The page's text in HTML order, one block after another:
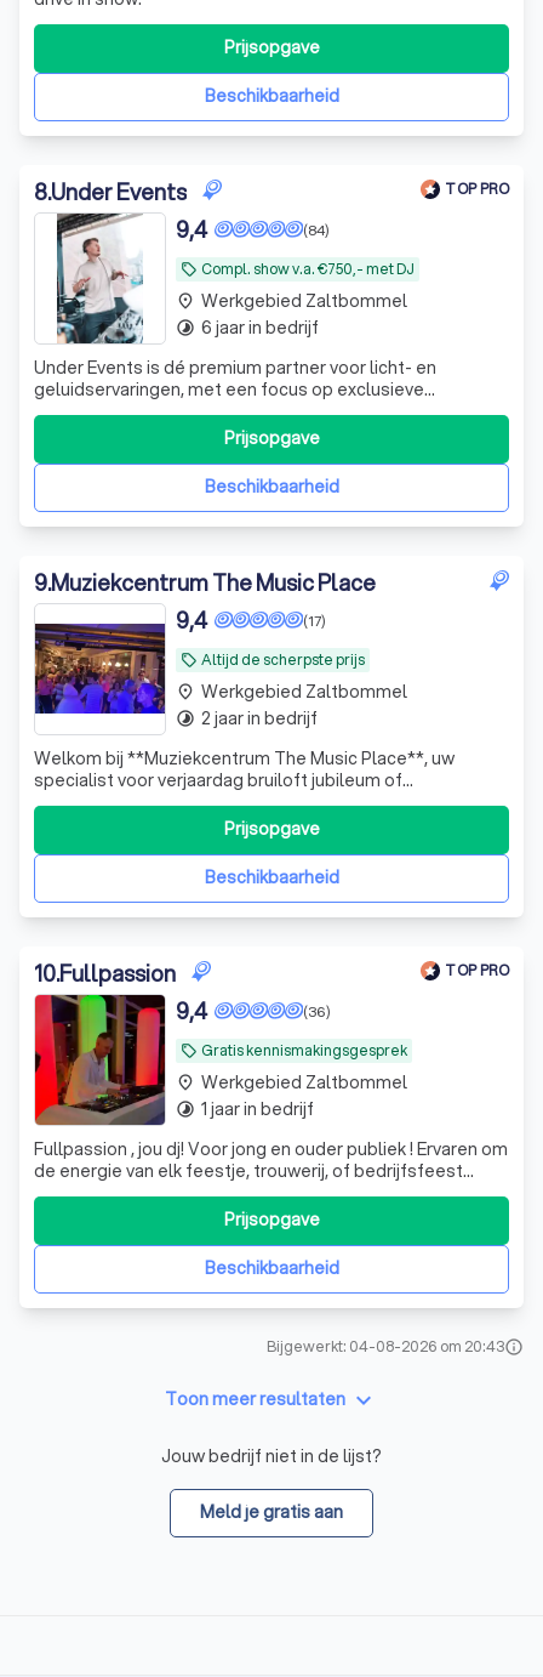
Beschikbaarheid
Prijsopgave
8.Under Events TOP PRO
local_offer Compl. show v.a. €750,- met DJ
(84)
9,4
Under Events is dé premium partner voor licht- en
geluidservaringen, met een focus op exclusieve
evenementen. We bieden hoogwaardige apparatuur en
ervaren DJ's die perfect inspelen op de sfeer van elke
gelegenheid, van bruiloften en exclusieve privé feesten
tot zakelijke evenementen. Met een persoo
Beschikbaarheid
Prijsopgave
place Werkgebied Zaltbommel
timelapse 6 jaar in bedrijf
9.Muziekcentrum The Music Place
local_offer Altijd de scherpste prijs
(17)
9,4
Welkom bij **Muziekcentrum The Music Place**, uw
specialist voor verjaardag bruiloft jubileum of
bedrijfsfeest. Dit is waar muziek en sfeer samenkomen en
leiden tot bijzondere momenten.
Beschikbaarheid
Prijsopgave
place Werkgebied Zaltbommel
timelapse 2 jaar in bedrijf
10.Fullpassion TOP PRO
local_offer Gratis kennismakingsgesprek
(36)
9,4
Fullpassion , jou dj! Voor jong en ouder publiek ! Ervaren om
de energie van elk feestje, trouwerij, of bedrijfsfeest
continu door te laten gaan !
Beschikbaarheid
Prijsopgave
place Werkgebied Zaltbommel
timelapse 1 jaar in bedrijf
Bijgewerkt: 04-08-2026 om 20:43info
Toon meer resultaten keyboard_arrow_down
Jouw bedrijf niet in de lijst?
Meld je gratis aan